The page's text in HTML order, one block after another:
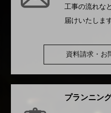
工事の流れな
届けいたしま
資料請求・お
プランニン